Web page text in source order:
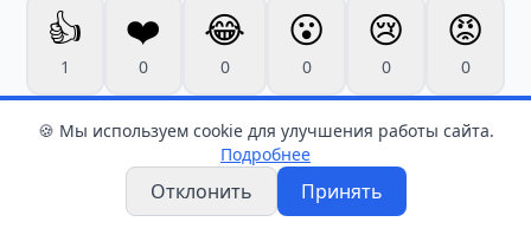
👍
1
❤️
0
😂
0
😮
0
😢
0
😡
0
🍪 Мы используем cookie для улучшения работы сайта.
Подробнее
Отклонить Принять